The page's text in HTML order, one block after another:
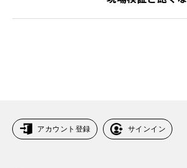
アカウント登録 サインイン